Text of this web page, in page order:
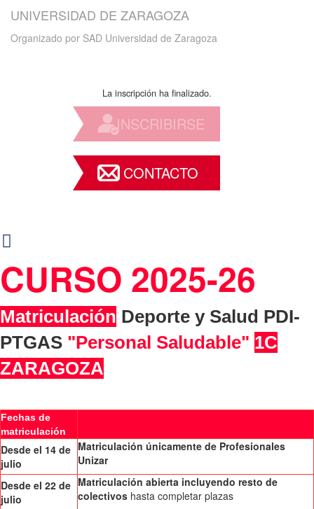
UNIVERSIDAD DE ZARAGOZA
Organizado por SAD Universidad de Zaragoza
La inscripción ha finalizado.
INSCRIBIRSE
CONTACTO
CURSO 2025-26
Matriculación Deporte y Salud PDI-
PTGAS "Personal Saludable" 1C
ZARAGOZA
Fechas de
matriculación
Desde el 14 de
julio
Matriculación únicamente de Profesionales
Unizar
Desde el 22 de
julio
Matriculación abierta incluyendo resto de
colectivos hasta completar plazas